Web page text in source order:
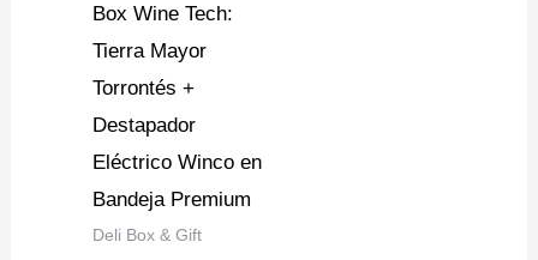
Box Wine Tech:
Tierra Mayor
Torrontés +
Destapador
Eléctrico Winco en
Bandeja Premium
Deli Box & Gift